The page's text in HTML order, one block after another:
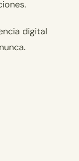
digital